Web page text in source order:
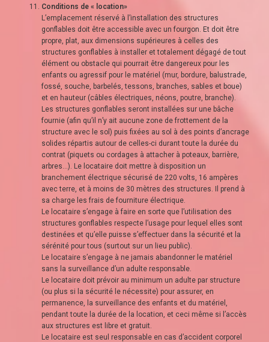
Conditions de « location»
L’emplacement réservé à l’installation des structures
gonflables doit être accessible avec un fourgon. Et doit être
propre, plat, aux dimensions supérieures à celles des
structures gonflables à installer et totalement dégagé de tout
élément ou obstacle qui pourrait être dangereux pour les
enfants ou agressif pour le matériel (mur, bordure, balustrade,
fossé, souche, barbelés, tessons, branches, sables et boue)
et en hauteur (câbles électriques, néons, poutre, branche).
Les structures gonflables seront installées sur une bâche
fournie (afin qu’il n’y ait aucune zone de frottement de la
structure avec le sol) puis fixées au sol à des points d’ancrage
solides répartis autour de celles-ci durant toute la durée du
contrat (piquets ou cordages à attacher à poteaux, barrière,
arbres…). Le locataire doit mettre à disposition un
branchement électrique sécurisé de 220 volts, 16 ampères
avec terre, et à moins de 30 mètres des structures. Il prend à
sa charge les frais de fourniture électrique.
Le locataire s’engage à faire en sorte que l’utilisation des
structures gonflables respecte l’usage pour lequel elles sont
destinées et qu’elle puisse s’effectuer dans la sécurité et la
sérénité pour tous (surtout sur un lieu public).
Le locataire s’engage à ne jamais abandonner le matériel
sans la surveillance d’un adulte responsable.
Le locataire doit prévoir au minimum un adulte par structure
(ou plus si la sécurité le nécessite) pour assurer, en
permanence, la surveillance des enfants et du matériel,
pendant toute la durée de la location, et ceci même si l’accès
aux structures est libre et gratuit.
Le locataire est seul responsable en cas d’accident corporel